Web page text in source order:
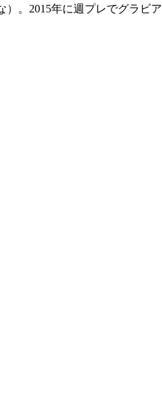
）。2015年に週プレでグラビア